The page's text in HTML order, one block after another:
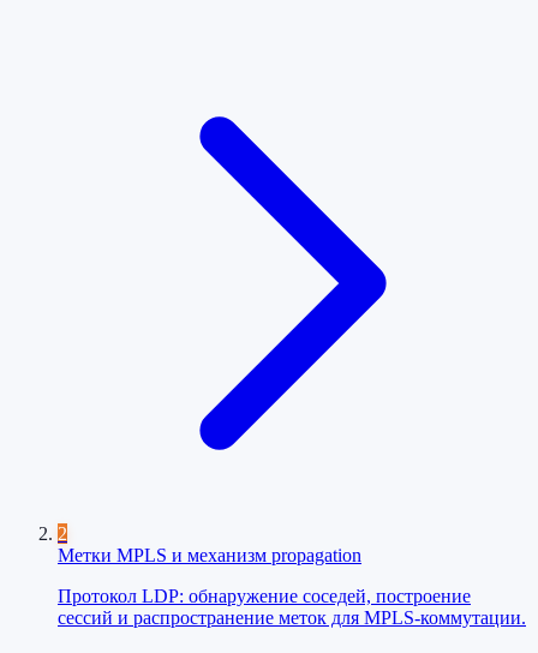
2
Метки MPLS и механизм propagation
Протокол LDP: обнаружение соседей, построение
сессий и распространение меток для MPLS-коммутации.